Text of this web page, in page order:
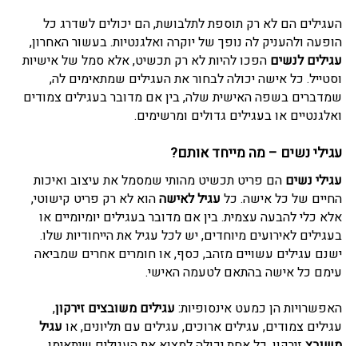
העגילים הם לא רק תוספת לתלבושת, הם יכולים לשדרג כל
הופעה ולהעניק לה נופך של יוקרה ואלגנטיות. בעשור האחרון,
עגילים לנשים הפכו להיות לא רק תכשיט, אלא סמל של אישיות
וסטייל. כל אישה יכולה לבחור את העגילים שמתאימים לה,
שמדברים בשפה האישית שלה, בין אם מדובר בעגילים צמודים
ואלגנטיים או בעגילים גדולים ומרשימים.
עגילי נשים – מה מייחד אותם?
עגילי נשים הם פריט תכשיט מהותי שמסמל את עיצוב ואיכות
החיים של כל אישה. כל עגיל לאישההוא לא רק פריט קישוטי,
אלא כלי להבעה עצמית. בין אם מדובר בעגילים יומיומיים או
בעגילים לאירועים מיוחדים, יש לכל עגיל את הייחודיות שלו.
ישנם עגילים עשויים מזהב, כסף, או חומרים אחרים שמביאה
עימם כל אישה בהתאם לטעמה האישי.
האפשרויות הן כמעט אינסופיות: עגילים משובצים זירקון,
עגילים צמודים, עגילים ארוכים, עגילים עם תליונים, או עגיל